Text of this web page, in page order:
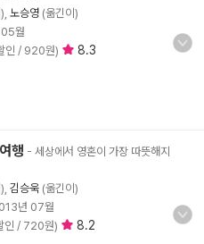
노승영 (옮긴이)
월
인 / 920원)
8.3
행 - 세상에서 영혼이 가장 따뜻해지
김승욱 (옮긴이)
년 07월
인 / 720원)
8.2